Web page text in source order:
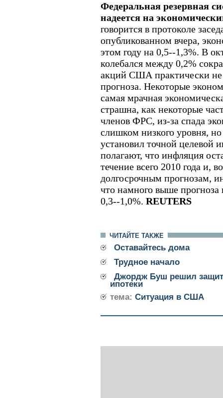
Федеральная резервная
надеется на
говорится в протоколе
опубликованном вчера,
этом году на 0,5--1,3%. В
колебался между 0,2%
акций США практически не
прогноза. Некоторые
самая мрачная
страшна, как некоторые
членов ФРС, из-за спада
слишком низкого уровня,
установил точной целевой
полагают, что инфляция
течение всего 2010 года и,
долгосрочным прогнозам,
что намного выше прогноза
0,3--1,0%. REUTERS
ЧИТАЙТЕ ТАКЖЕ
Оставайтесь дома
Трудное начало
Джордж Буш решил
ипотеки
тема: Ситуация в США